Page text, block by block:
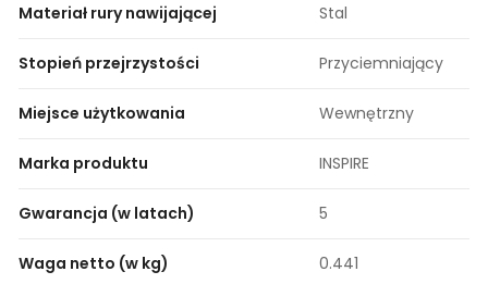
Materiał rury nawijającej Stal
Stopień przejrzystości Przyciemniający
Miejsce użytkowania Wewnętrzny
Marka produktu INSPIRE
Gwarancja (w latach) 5
Waga netto (w kg) 0.441